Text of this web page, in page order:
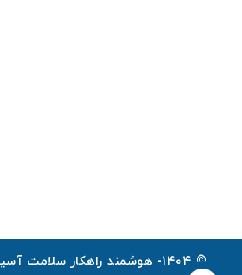
© ۱۴۰۴- هوشمند راهکار سلامت آسیا ™